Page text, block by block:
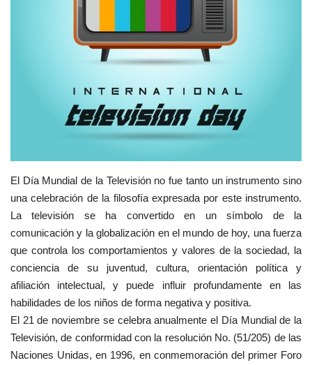
Nasser Fellowship para Leadership
Nuestras Referencias
Ciudadano Global
Líderes
Documentos
Oportunidades
vídeos
Los colaboradores
Los patrocinios
El Día Mundial de la Televisión no fue tanto un instrumento sino
una celebración de la filosofía expresada por este instrumento.
La televisión se ha convertido en un símbolo de la
comunicación y la globalización en el mundo de hoy, una fuerza
que controla los comportamientos y valores de la sociedad, la
conciencia de su juventud, cultura, orientación política y
afiliación intelectual, y puede influir profundamente en las
habilidades de los niños de forma negativa y positiva.
El 21 de noviembre se celebra anualmente el Día Mundial de la
Televisión, de conformidad con la resolución No. (51/205) de las
Naciones Unidas, en 1996, en conmemoración del primer Foro